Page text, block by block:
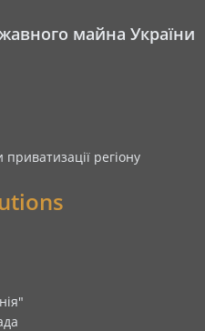
майна України
приватизації регіону